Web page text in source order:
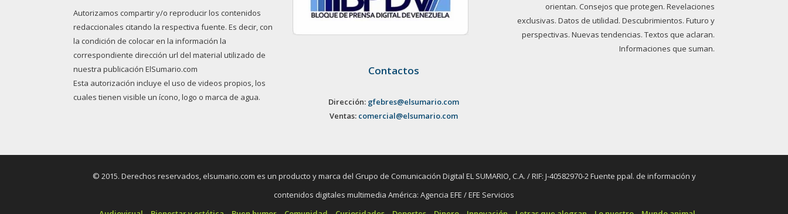
Autorizamos compartir y/o reproducir los contenidos
redaccionales citando la respectiva fuente. Es decir, con
la condición de colocar en la información la
correspondiente dirección url del material utilizado de
nuestra publicación ElSumario.com
Esta autorización incluye el uso de videos propios, los
cuales tienen visible un ícono, logo o marca de agua.
Contactos
Dirección: gfebres@elsumario.com
Ventas: comercial@elsumario.com
orientan. Consejos que protegen. Revelaciones
exclusivas. Datos de utilidad. Descubrimientos. Futuro y
perspectivas. Nuevas tendencias. Textos que aclaran.
Informaciones que suman.
© 2015. Derechos reservados, elsumario.com es un producto y marca del Grupo de Comunicación Digital EL SUMARIO, C.A. / RIF: J-40582970-2 Fuente ppal. de información y
contenidos digitales multimedia América: Agencia EFE / EFE Servicios